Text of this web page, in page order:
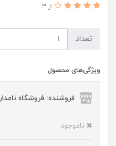
از 3
تعداد
ویژگی‌های محصول
فروشنده: فروشگاه نامدار
ناموجود